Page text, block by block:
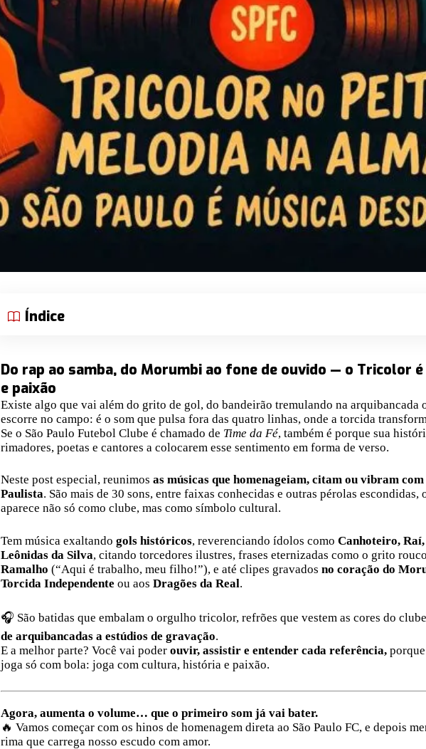
Índice
Do rap ao samba, do Morumbi ao fone de ouvido — o Tricolor
e paixão
Existe algo que vai além do grito de gol, do bandeirão tremulando na arquibancada
escorre no campo: é o som que pulsa fora das quatro linhas, onde a torcida
Se o São Paulo Futebol Clube é chamado de Time da Fé, também é porque sua
rimadores, poetas e cantores a colocarem esse sentimento em forma de verso.
Neste post especial, reunimos as músicas que homenageiam, citam ou vibram
Paulista. São mais de 30 sons, entre faixas conhecidas e outras pérolas escondidas,
aparece não só como clube, mas como símbolo cultural.
Tem música exaltando gols históricos, reverenciando ídolos como Canhoteiro,
Leônidas da Silva, citando torcedores ilustres, frases eternizadas como o grito
Ramalho (“Aqui é trabalho, meu filho!”), e até clipes gravados no coração do
Torcida Independente ou aos Dragões da Real.
🎧 São batidas que embalam o orgulho tricolor, refrões que vestem as cores do
de arquibancadas a estúdios de gravação.
E a melhor parte? Você vai poder ouvir, assistir e entender cada referência,
joga só com bola: joga com cultura, história e paixão.
Agora, aumenta o volume… que o primeiro som já vai bater.
🔥 Vamos começar com os hinos de homenagem direta ao São Paulo FC, e depois
rima que carrega nosso escudo com amor.